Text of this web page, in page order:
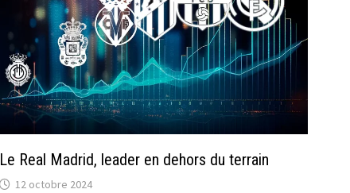
Le Real Madrid, leader en dehors du terrain
12 octobre 2024